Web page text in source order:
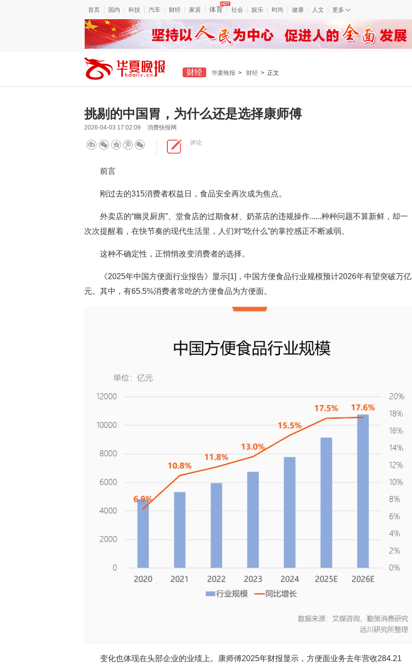
首页 国内 科技 汽车 财经 家居 体育 社会 娱乐 时尚 健康 人文 更多
财经 华夏晚报 > 财经 > 正文
挑剔的中国胃，为什么还是选择康师傅
2026-04-03 17:02:09 消费快报网
评论
前言
刚过去的315消费者权益日，食品安全再次成为焦点。
外卖店的“幽灵厨房”、堂食店的过期食材、奶茶店的违规操作......种种问题不算新鲜，却一
次次提醒着，在快节奏的现代生活里，人们对“吃什么”的掌控感正不断减弱。
这种不确定性，正悄悄改变消费者的选择。
《2025年中国方便面行业报告》显示[1]，中国方便食品行业规模预计2026年有望突破万亿
元。其中，有65.5%消费者常吃的方便食品为方便面。
变化也体现在头部企业的业绩上。康师傅2025年财报显示，方便面业务去年营收284.21